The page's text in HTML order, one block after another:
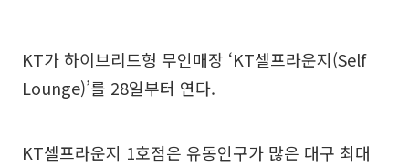
KT가 하이브리드형 무인매장 ‘KT셀프라운지(Self
Lounge)’를 28일부터 연다.
KT셀프라운지 1호점은 유동인구가 많은 대구 최대